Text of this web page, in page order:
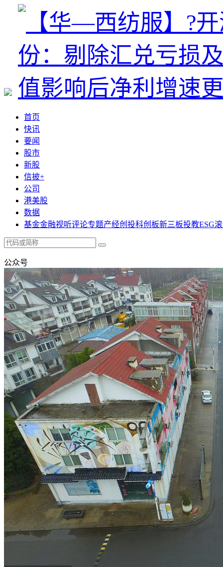
首页
快讯
要闻
股市
新股
信披+
公司
港美股
数据
基金金融视听评论专题产经创投科创板新三板投教ESG
公众号